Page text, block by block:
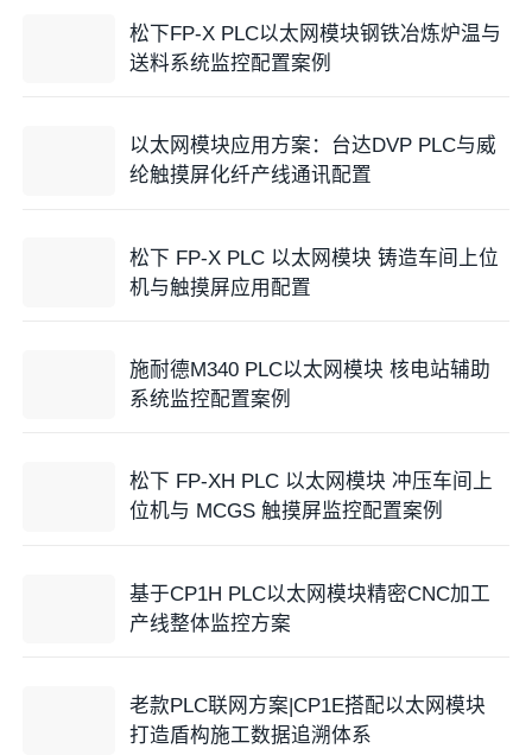
松下FP-X PLC以太网模块钢铁冶炼炉温与
送料系统监控配置案例
以太网模块应用方案：台达DVP PLC与威
纶触摸屏化纤产线通讯配置
松下 FP-X PLC 以太网模块 铸造车间上位
机与触摸屏应用配置
施耐德M340 PLC以太网模块 核电站辅助
系统监控配置案例
松下 FP-XH PLC 以太网模块 冲压车间上
位机与 MCGS 触摸屏监控配置案例
基于CP1H PLC以太网模块精密CNC加工
产线整体监控方案
老款PLC联网方案|CP1E搭配以太网模块
打造盾构施工数据追溯体系